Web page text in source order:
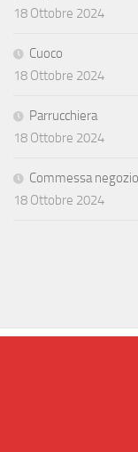
18 Ottobre 2024
Cuoco
18 Ottobre 2024
Parrucchiera
18 Ottobre 2024
Commessa
18 Ottobre 2024